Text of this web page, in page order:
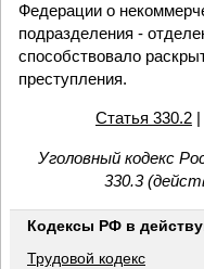
Федерации о
подразделения -
способствовало
преступления.
Статья 330.2|
Уголовный кодекс
330.3
Кодексы РФ в
Трудовой кодекс